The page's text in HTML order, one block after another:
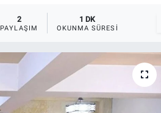
2
PAYLAŞIM
1 DK
OKUNMA SÜRESI